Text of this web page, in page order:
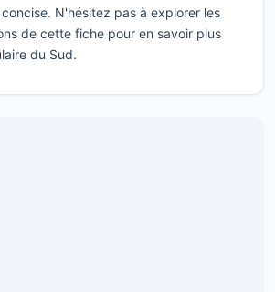
N'hésitez pas à explorer les
de cette fiche pour en savoir plus
du Sud.